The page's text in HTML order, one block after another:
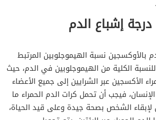
إشباع الدم
بالأوكسجين نسبة الهيموجلوبين المرتبط
الكلية من الهيموجلوبين في الدم، حيث
الأكسجين عبر الشرايين إلى جميع الأعضاء
فيجب أن تحمل كرات الدم الحمراء ما
الشخص بصحة جيدة وعلى قيد الحياة،